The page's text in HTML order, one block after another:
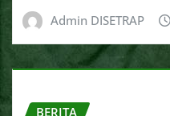
Admin DISETRAP
BERITA